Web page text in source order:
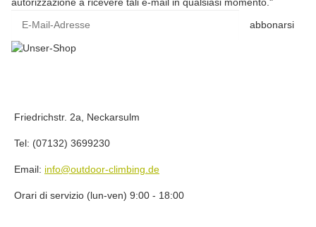
abbonarsi
Friedrichstr. 2a, Neckarsulm
Tel: (07132) 3699230
Email: info@outdoor-climbing.de
Orari di servizio (lun-ven) 9:00 - 18:00